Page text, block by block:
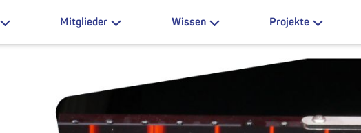
Mitglieder Wissen Projekte